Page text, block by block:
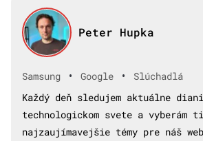
Peter Hupka
Samsung • Google •
Slúchadlá
Každý deň sledujem aktuálne
technologickom svete a vyberám
najzaujímavejšie témy pre náš